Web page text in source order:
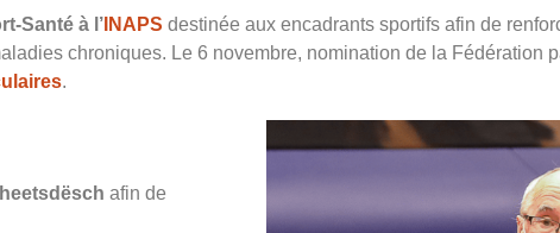
Santé à l’ INAPS destinée aux encadrants sportifs afin de
chroniques. Le 6 novembre, nomination de la Fédération
.
afin de